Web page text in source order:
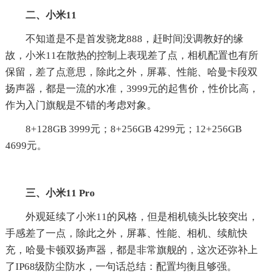
二、小米11
不知道是不是首发骁龙888，赶时间没调教好的缘
故，小米11在散热的控制上表现差了点，相机配置也有所
保留，差了点意思，除此之外，屏幕、性能、哈曼卡段双
扬声器，都是一流的水准，3999元的起售价，性价比高，
作为入门旗舰是不错的考虑对象。
8+128GB 3999元；8+256GB 4299元；12+256GB
4699元。
三、小米11 Pro
外观延续了小米11的风格，但是相机镜头比较突出，
手感差了一点，除此之外，屏幕、性能、相机、续航快
充，哈曼卡顿双扬声器，都是非常旗舰的，这次还弥补上
了IP68级防尘防水，一句话总结：配置均衡且够强。